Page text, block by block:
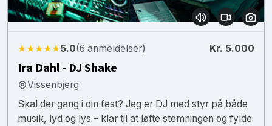
★★★★★5.0(6 anmeldelser) Kr. 5.000
Ira Dahl - DJ Shake
Vissenbjerg
Skal der gang i din fest? Jeg er DJ med styr på både
musik, lyd og lys – klar til at løfte stemningen og fylde